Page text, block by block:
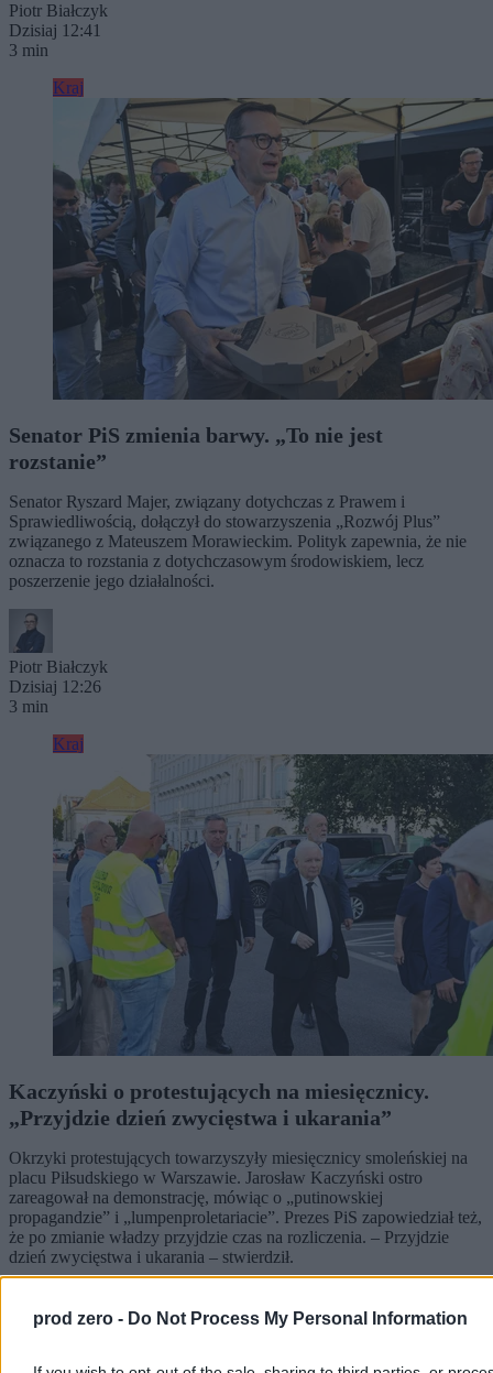
prod zero - Do Not Process My Personal Information
Piotr Białczyk
Dzisiaj 12:41
3 min
Kraj
Senator PiS zmienia barwy. „To nie jest
rozstanie”
Senator Ryszard Majer, związany dotychczas z Prawem i
Sprawiedliwością, dołączył do stowarzyszenia „Rozwój Plus”
związanego z Mateuszem Morawieckim. Polityk zapewnia, że nie
oznacza to rozstania z dotychczasowym środowiskiem, lecz
poszerzenie jego działalności.
Piotr Białczyk
Dzisiaj 12:26
3 min
Kraj
Kaczyński o protestujących na miesięcznicy.
„Przyjdzie dzień zwycięstwa i ukarania”
Okrzyki protestujących towarzyszyły miesięcznicy smoleńskiej na
placu Piłsudskiego w Warszawie. Jarosław Kaczyński ostro
zareagował na demonstrację, mówiąc o „putinowskiej
propagandzie” i „lumpenproletariacie”. Prezes PiS zapowiedział też,
że po zmianie władzy przyjdzie czas na rozliczenia. – Przyjdzie
dzień zwycięstwa i ukarania – stwierdził.
Dzisiaj 11:34